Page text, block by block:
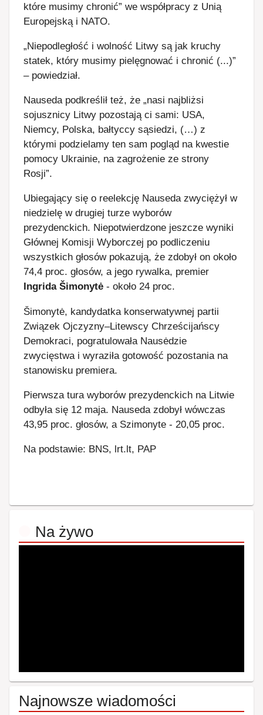
które musimy chronić” we współpracy z Unią
Europejską i NATO.
„Niepodległość i wolność Litwy są jak kruchy
statek, który musimy pielęgnować i chronić (...)”
– powiedział.
Nauseda podkreślił też, że „nasi najbliżsi
sojusznicy Litwy pozostają ci sami: USA,
Niemcy, Polska, bałtyccy sąsiedzi, (…) z
którymi podzielamy ten sam pogląd na kwestie
pomocy Ukrainie, na zagrożenie ze strony
Rosji”.
Ubiegający się o reelekcję Nauseda zwyciężył w
niedzielę w drugiej turze wyborów
prezydenckich. Niepotwierdzone jeszcze wyniki
Głównej Komisji Wyborczej po podliczeniu
wszystkich głosów pokazują, że zdobył on około
74,4 proc. głosów, a jego rywalka, premier
Ingrida Šimonytė - około 24 proc.
Šimonytė, kandydatka konserwatywnej partii
Związek Ojczyzny–Litewscy Chrześcijańscy
Demokraci, pogratulowała Nausėdzie
zwycięstwa i wyraziła gotowość pozostania na
stanowisku premiera.
Pierwsza tura wyborów prezydenckich na Litwie
odbyła się 12 maja. Nauseda zdobył wówczas
43,95 proc. głosów, a Szimonyte - 20,05 proc.
Na podstawie: BNS, lrt.lt, PAP
Na żywo
Najnowsze wiadomości